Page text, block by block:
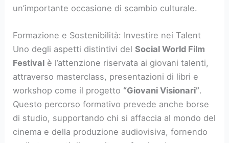
un’importante occasione di scambio culturale.
Formazione e Sostenibilità: Investire nei Talent
Uno degli aspetti distintivi delSocial World Film
Festival è l’attenzione riservata ai giovani talenti,
attraverso masterclass, presentazioni di libri e
workshop come il progetto “Giovani Visionari”.
Questo percorso formativo prevede anche borse
di studio, supportando chi si affaccia al mondo del
cinema e della produzione audiovisiva, fornendo